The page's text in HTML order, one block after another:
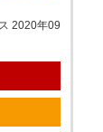
2020年09